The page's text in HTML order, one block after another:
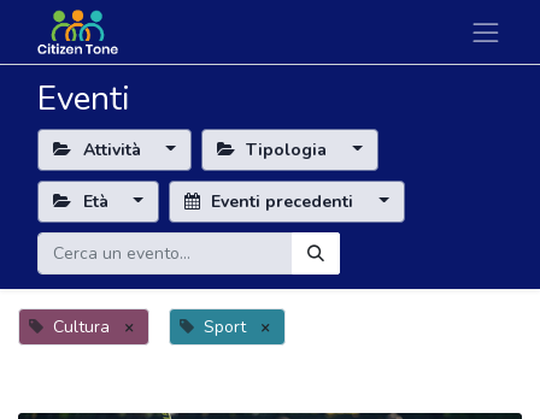
Eventi
Attività Tipologia
Età Eventi precedenti
Cultura × Sport ×